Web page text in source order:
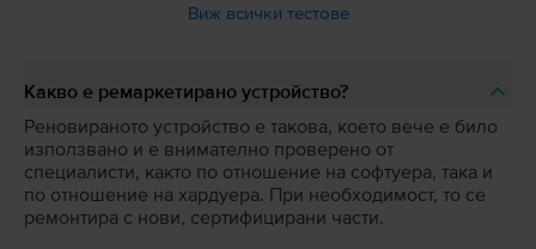
Виж всички тестове
Какво е ремаркетирано устройство?
Реновираното устройство е такова, което вече е било
използвано и е внимателно проверено от
специалисти, както по отношение на софтуера, така и
по отношение на хардуера. При необходимост, то се
ремонтира с нови, сертифицирани части.